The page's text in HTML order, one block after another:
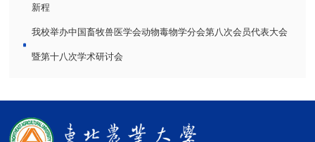
新程
我校举办中国畜牧兽医学会动物毒物学分会第八次会员代表大会
暨第十八次学术研讨会